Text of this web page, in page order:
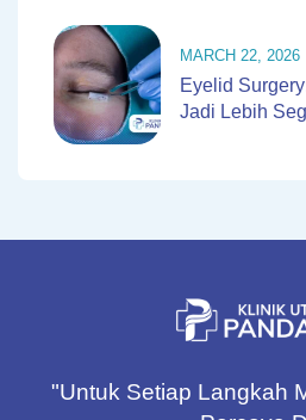
MARCH 22, 2026
Eyelid
Jadi Lebih
"Untuk Setiap Langkah